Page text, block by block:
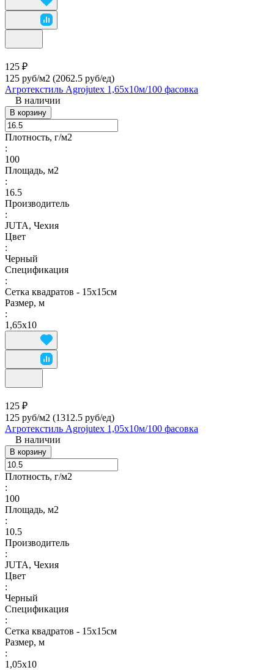
125 ₽
125 руб/м2 (2062.5 руб/eд)
Агротекстиль Agrojutex 1,65х10м/100 фасовка
В наличии
В корзину
Плотность, г/м2
:
100
Площадь, м2
:
16.5
Производитель
:
JUTA, Чехия
Цвет
:
Черный
Спецификация
:
Сетка квадратов - 15х15см
Размер, м
:
1,65х10
125 ₽
125 руб/м2 (1312.5 руб/eд)
Агротекстиль Agrojutex 1,05х10м/100 фасовка
В наличии
В корзину
Плотность, г/м2
:
100
Площадь, м2
:
10.5
Производитель
:
JUTA, Чехия
Цвет
:
Черный
Спецификация
:
Сетка квадратов - 15х15см
Размер, м
:
1,05х10